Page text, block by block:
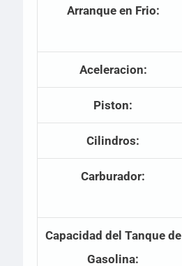
Arranque en Frio:
Aceleracion:
Piston:
Cilindros:
Carburador:
Capacidad del Tanque de
Gasolina: